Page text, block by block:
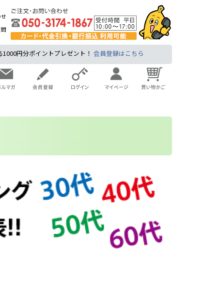
円分ポイントプレゼント！ 会員登録はこちら